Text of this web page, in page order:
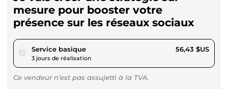
mesure pour booster votre
présence sur les réseaux sociaux
Service basiquepour 52,01 $US
3 jours de réalisation
56,43 $US
Ce vendeur n’est pas assujetti à la TVA.